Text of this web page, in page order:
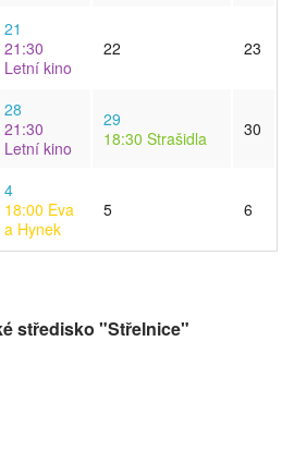
21
21:30
Letní kino
22 23
28
21:30
Letní kino
29
18:30 Strašidla 30
4
18:00 Eva
a Hynek
5 6
středisko "Střelnice"